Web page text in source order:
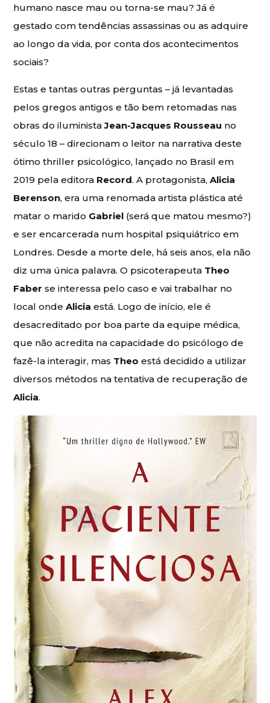
humano nasce mau ou torna-se mau? Já é
gestado com tendências assassinas ou as adquire
ao longo da vida, por conta dos acontecimentos
sociais?
Estas e tantas outras perguntas – já levantadas
pelos gregos antigos e tão bem retomadas nas
obras do iluministaJean-Jacques Rousseau no
século 18 – direcionam o leitor na narrativa deste
ótimo thriller psicológico, lançado no Brasil em
2019 pela editora Record. A protagonista,Alicia
Berenson, era uma renomada artista plástica até
matar o marido Gabriel (será que matou mesmo?)
e ser encarcerada num hospital psiquiátrico em
Londres. Desde a morte dele, há seis anos, ela não
diz uma única palavra. O psicoterapeuta Theo
Faber se interessa pelo caso e vai trabalhar no
local ondeAlicia está. Logo de início, ele é
desacreditado por boa parte da equipe médica,
que não acredita na capacidade do psicólogo de
fazê-la interagir, mas Theo está decidido a utilizar
diversos métodos na tentativa de recuperação de
Alicia.